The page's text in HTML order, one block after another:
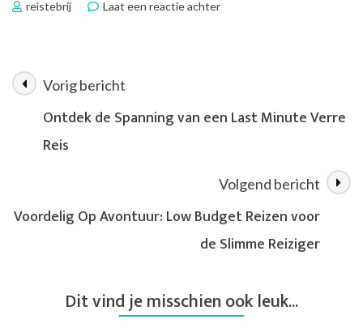
reistebrij Laat een reactie achterop
Verre
Op
Jou!
Berichtnavigatie
Vorig bericht
Ontdek de Spanning van een Last Minute Verre
Reis
Volgend bericht
Voordelig Op Avontuur: Low Budget Reizen voor
de Slimme Reiziger
Dit vind je misschien ook leuk...